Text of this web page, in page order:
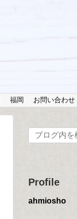
福岡 お問い合わせ
Profile
ahmiosho